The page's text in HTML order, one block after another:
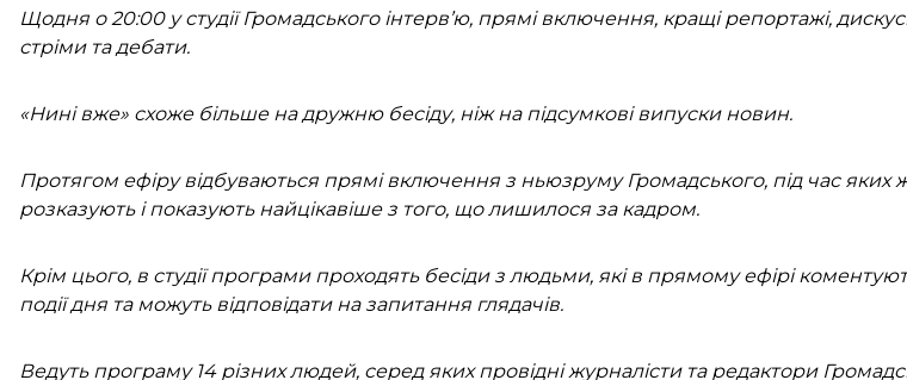
Щодня о 20:00 у студії Громадського інтерв’ю, прямі включення, кращі репортажі,
стріми та дебати.
«Нині вже» схоже більше на дружню бесіду, ніж на підсумкові випуски новин.
Протягом ефіру відбуваються прямі включення з ньюзруму Громадського, під час яких
розказують і показують найцікавіше з того, що лишилося за кадром.
Крім цього, в студії програми проходять бесіди з людьми, які в прямому ефірі
події дня та можуть відповідати на запитання глядачів.
Ведуть програму 14 різних людей, серед яких провідні журналісти та редактори